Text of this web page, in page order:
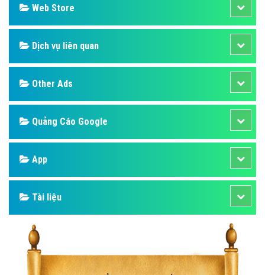
Web Store
Dịch vụ liên quan
Other Ads
Quảng Cáo Google
App
Tài liệu